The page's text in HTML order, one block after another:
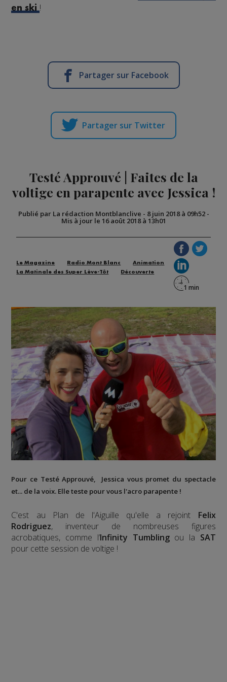
en ski !
Partager sur Facebook
Partager sur Twitter
Testé Approuvé | Faites de la
voltige en parapente avec Jessica !
Publié par La rédaction Montblanclive - 8 juin 2018 à 09h52-
Mis à jour le 16 août 2018 à 13h01
Le Magazine Radio Mont Blanc
Animation
La Matinale des Super Lève-Tôt
Découverte
Pour ce Testé Approuvé, Jessica vous promet du spectacle
et... de la voix. Elle teste pour vous l'acro parapente !
C'est au Plan de l'Aiguille qu'elle a rejoint Felix
Rodriguez, inventeur de nombreuses figures
acrobatiques, comme l’Infinity Tumblingou la SAT
pour cette session de voltige !